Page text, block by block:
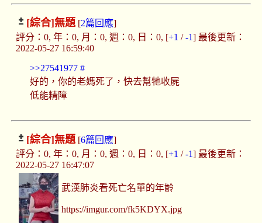
[綜合]無題[2篇回應]
評分：0, 年：0, 月：0, 週：0, 日：0, [+1 /-1] 最後更新：
2022-05-27 16:59:40
>>27541977#
好的，你的老媽死了，快去幫牠收屍
低能精障
[綜合]無題[6篇回應]
評分：0, 年：0, 月：0, 週：0, 日：0, [+1 /-1] 最後更新：
2022-05-27 16:47:07
武漢肺炎看死亡名單的年齡
https://imgur.com/fk5KDYX.jpg